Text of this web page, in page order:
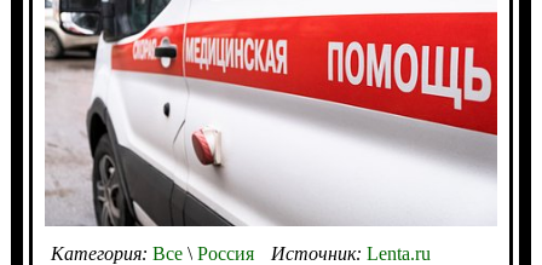
Категория: Все\Россия Источник: Lenta.ru